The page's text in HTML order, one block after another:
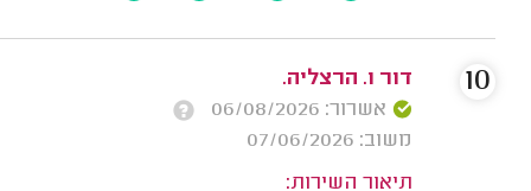
דור ו. הרצליה.
אשרור: 06/08/2026
משוב: 07/06/2026
תיאור השירות:
10